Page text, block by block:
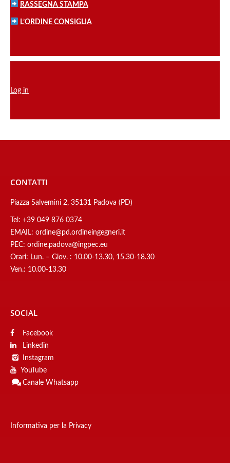
RASSEGNA STAMPA
L’ORDINE CONSIGLIA
Log in
CONTATTI
Piazza Salvemini 2, 35131 Padova (PD)
Tel: +39 049 876 0374
EMAIL: ordine@pd.ordineingegneri.it
PEC: ordine.padova@ingpec.eu
Orari: Lun. – Giov. : 10.00-13.30, 15.30-18.30
Ven.: 10.00-13.30
SOCIAL
Facebook
Linkedin
Instagram
YouTube
Canale Whatsapp
Informativa per la Privacy